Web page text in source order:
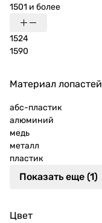
1501 и более
1524
1590
Материал лопастей
абс-пластик
алюминий
медь
металл
пластик
Показать еще (1)
Цвет